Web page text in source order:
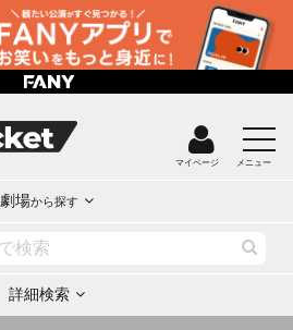
マイページ メニュー
劇場から探す
詳細検索